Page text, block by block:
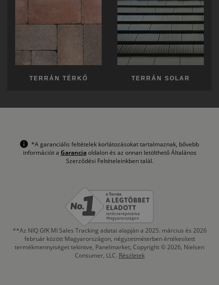
TERRÁN TÉRKŐ TERRÁN SOLAR
*A garanciális feltételek korlátozásokat tartalmaznak, bővebb
információt a Garanciaoldalon és az onnan letölthető Általános
Szerződési Feltételeinkben talál.
**Az NIQ GfK MI Sales Tracking adatai alapján a 2025. március és 2026
február között Magyarországon, négyzetméterben értékesített
termékmennyiséget tekintve, Panelmarket, Copyright © 2026, Nielsen
Consumer, LLC. Részletek